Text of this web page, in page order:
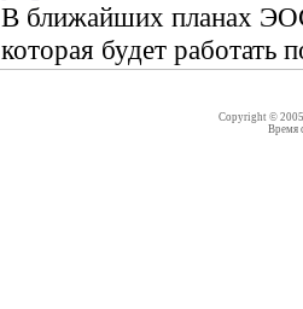
В ближайших планах
которая будет
Copyright ©
Время